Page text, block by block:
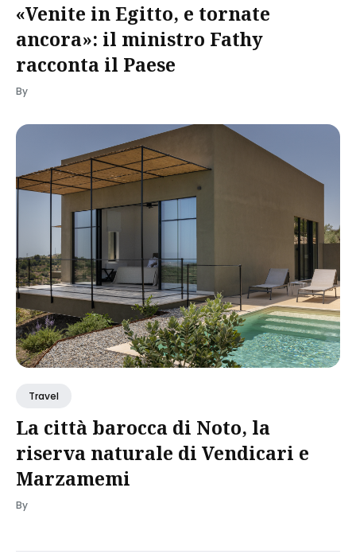
«Venite in Egitto, e tornate
ancora»: il ministro Fathy
racconta il Paese
By
Travel
La città barocca di Noto, la
riserva naturale di Vendicari e
Marzamemi
By